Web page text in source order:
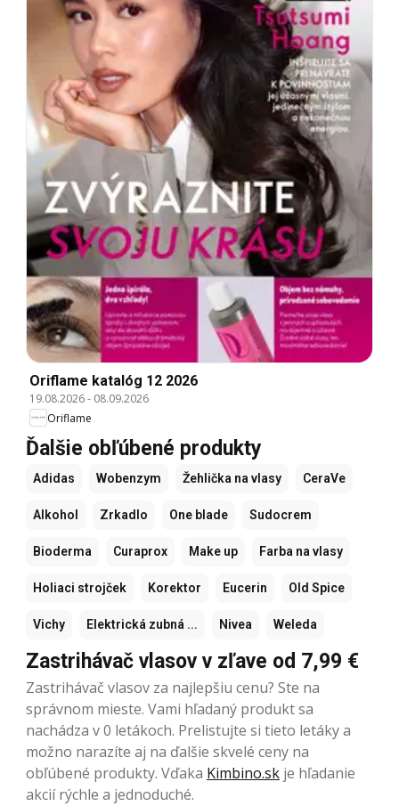
Oriflame katalóg 12 2026
19.08.2026- 08.09.2026
Oriflame
Ďalšie obľúbené produkty
Adidas Wobenzym Žehlička na vlasy CeraVe
Alkohol Zrkadlo One blade Sudocrem
Bioderma Curaprox Make up Farba na vlasy
Holiaci strojček Korektor Eucerin Old Spice
Vichy Elektrická zubná ... Nivea Weleda
Zastrihávač vlasov v zľave od 7,99 €
Zastrihávač vlasov za najlepšiu cenu? Ste na
správnom mieste. Vami hľadaný produkt sa
nachádza v 0 letákoch. Prelistujte si tieto letáky a
možno narazíte aj na ďalšie skvelé ceny na
obľúbené produkty. Vďaka Kimbino.sk je hľadanie
akcií rýchle a jednoduché.